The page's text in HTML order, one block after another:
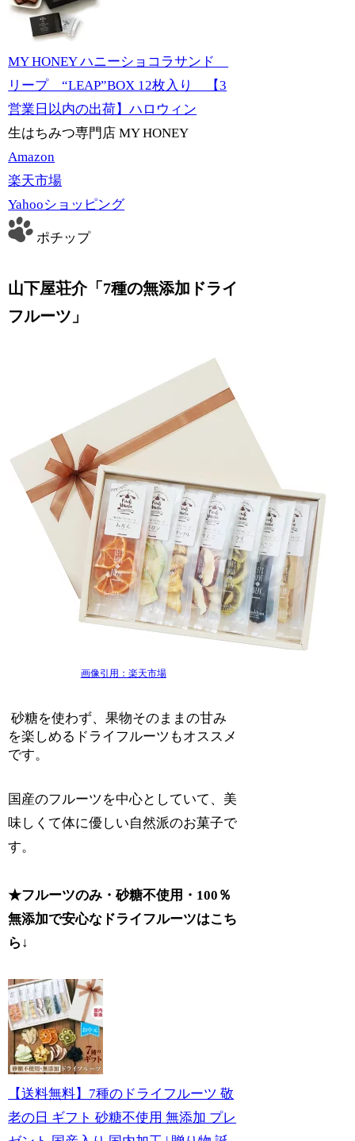
MY HONEY ハニーショコラサンド
リープ “LEAP”BOX 12枚入り 【3
営業日以内の出荷】ハロウィン
生はちみつ専門店 MY HONEY
Amazon
楽天市場
Yahooショッピング
ポチップ
山下屋荘介「7種の無添加ドライ
フルーツ」
画像引用：楽天市場
砂糖を使わず、果物そのままの甘み
を楽しめるドライフルーツもオススメ
です。
国産のフルーツを中心としていて、美
味しくて体に優しい自然派のお菓子で
す。
★フルーツのみ・砂糖不使用・100％
無添加で安心なドライフルーツはこち
ら↓
【送料無料】7種のドライフルーツ 敬
老の日 ギフト 砂糖不使用 無添加 プレ